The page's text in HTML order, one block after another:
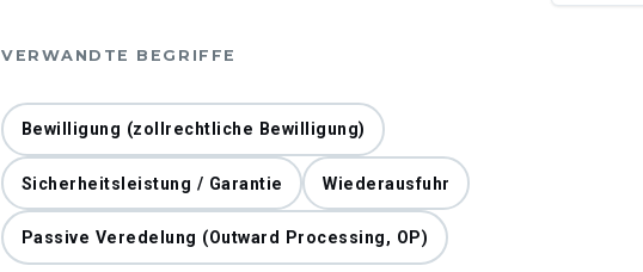
VERWANDTE BEGRIFFE
Bewilligung (zollrechtliche Bewilligung)
Sicherheitsleistung / Garantie Wiederausfuhr
Passive Veredelung (Outward Processing, OP)